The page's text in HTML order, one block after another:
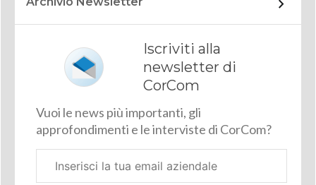
Iscriviti alla
newsletter di
CorCom
Vuoi le news più importanti, gli
approfondimenti e le interviste di CorCom?
aziendale